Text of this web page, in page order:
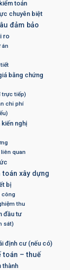
toán
chuyên biệt
đảm bảo
ro
án
bằng chứng
trực tiếp)
chi phí
kiến nghị
quan
xây dựng
bị
công
thu
đầu tư
sát)
định cư (nếu có)
toán – thuế
thành